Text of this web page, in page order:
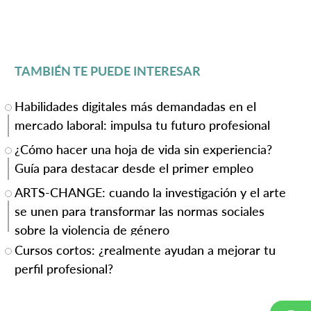
TAMBIÉN TE PUEDE INTERESAR
Habilidades digitales más demandadas en el
mercado laboral: impulsa tu futuro profesional
¿Cómo hacer una hoja de vida sin experiencia?
Guía para destacar desde el primer empleo
ARTS-CHANGE: cuando la investigación y el arte
se unen para transformar las normas sociales
sobre la violencia de género
Cursos cortos: ¿realmente ayudan a mejorar tu
perfil profesional?